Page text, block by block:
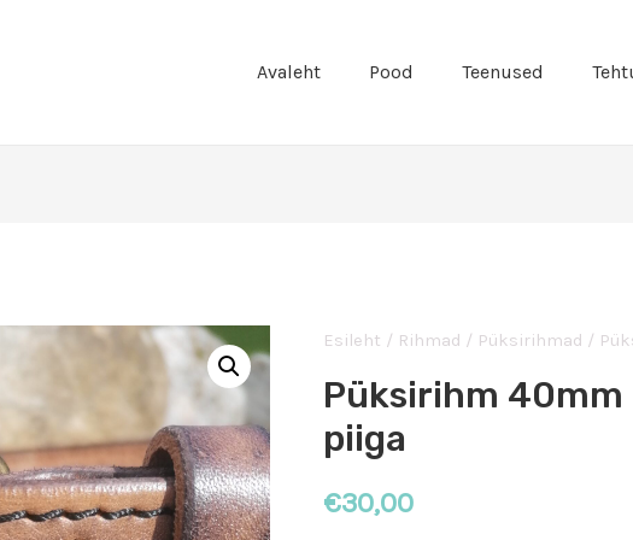
Avaleht Pood Teenused
Esileht / Rihmad / Püksirihmad /
Püksirihm 40mm
piiga
€30,00